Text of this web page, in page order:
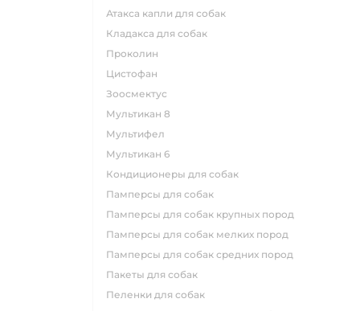
атакса капли для собак
кладакса для собак
проколин
цистофан
зоосмектус
мультикан 8
мультифел
мультикан 6
кондиционеры для собак
памперсы для собак
памперсы для собак крупных пород
памперсы для собак мелких пород
памперсы для собак средних пород
пакеты для собак
пеленки для собак